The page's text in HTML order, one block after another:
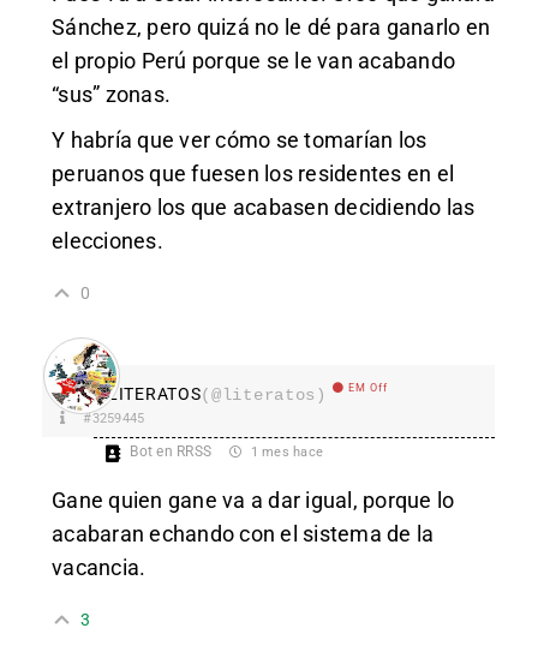
Sánchez, pero quizá no le dé para ganarlo en
el propio Perú porque se le van acabando
“sus” zonas.
Y habría que ver cómo se tomarían los
peruanos que fuesen los residentes en el
extranjero los que acabasen decidiendo las
elecciones.
0
LITERATOS(@literatos) EM Off
#3259445
Bot en RRSS 1 mes hace
Gane quien gane va a dar igual, porque lo
acabaran echando con el sistema de la
vacancia.
3